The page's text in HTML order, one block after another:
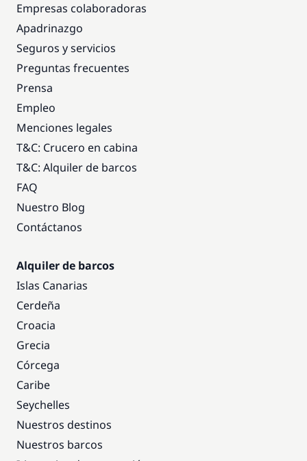
Empresas colaboradoras
Apadrinazgo
Seguros y servicios
Preguntas frecuentes
Prensa
Empleo
Menciones legales
T&C: Crucero en cabina
T&C: Alquiler de barcos
FAQ
Nuestro Blog
Contáctanos
Alquiler de barcos
Islas Canarias
Cerdeña
Croacia
Grecia
Córcega
Caribe
Seychelles
Nuestros destinos
Nuestros barcos